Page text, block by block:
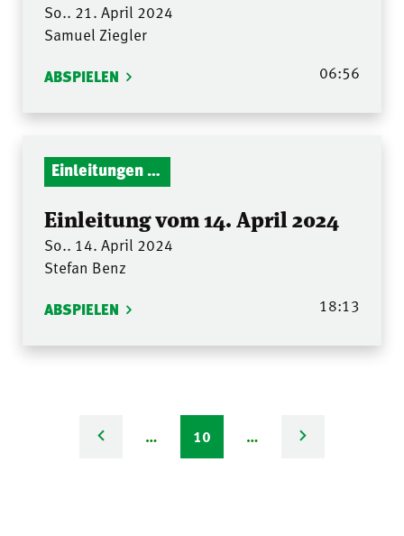
So.. 21. April 2024
Samuel Ziegler
ABSPIELEN 06:56
Einleitungen Gottesdienst
Einleitung vom 14. April 2024
So.. 14. April 2024
Stefan Benz
ABSPIELEN 18:13
… 10 …